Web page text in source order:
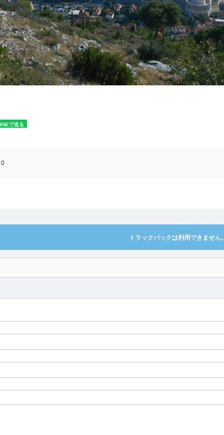
0
トラックバックは利用できません。